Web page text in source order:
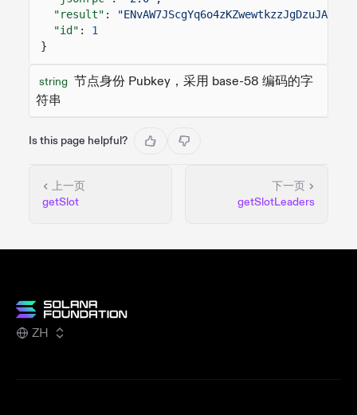
"result" :
"id" :
1
}
string 节点身份 Pubkey，采用 base-58 编码的字
符串
Is this page helpful?
上一页
getSlot
下一页
getSlotLeaders
ZH